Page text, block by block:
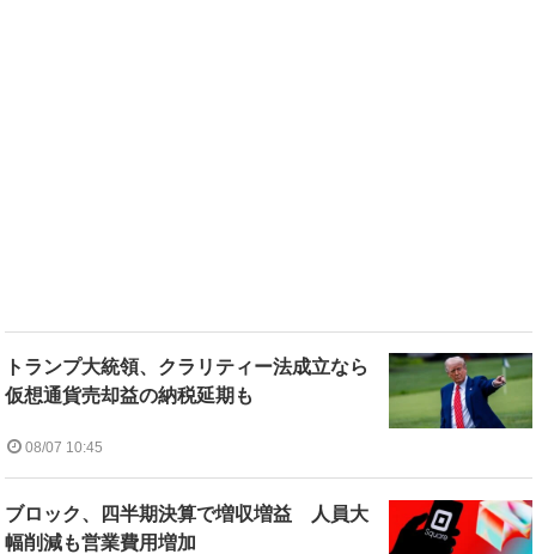
トランプ大統領、クラリティー法成立なら
仮想通貨売却益の納税延期も
08/07 10:45
ブロック、四半期決算で増収増益 人員大
幅削減も営業費用増加